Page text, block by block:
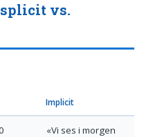
vs.
Implicit
«Vi ses i morgen